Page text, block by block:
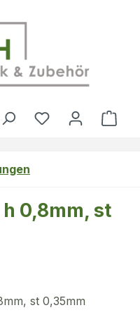
Du hast 0
0,8mm, st